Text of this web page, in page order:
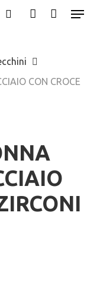
Menu
CON CROCE